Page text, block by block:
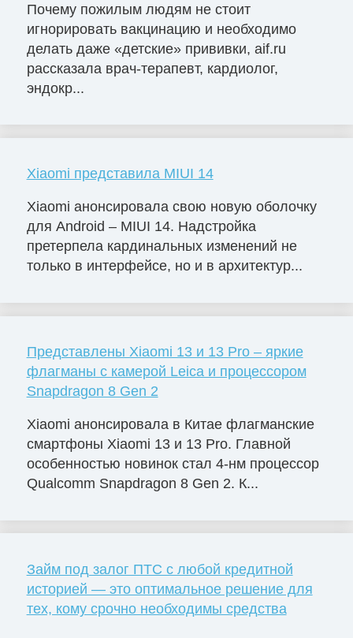
Почему пожилым людям не стоит
игнорировать вакцинацию и необходимо
делать даже «детские» прививки, aif.ru
рассказала врач-терапевт, кардиолог,
эндокр...
Xiaomi представила MIUI 14
Xiaomi анонсировала свою новую оболочку
для Android – MIUI 14. Надстройка
претерпела кардинальных изменений не
только в интерфейсе, но и в архитектур...
Представлены Xiaomi 13 и 13 Pro – яркие
флагманы с камерой Leica и процессором
Snapdragon 8 Gen 2
Xiaomi анонсировала в Китае флагманские
смартфоны Xiaomi 13 и 13 Pro. Главной
особенностью новинок стал 4-нм процессор
Qualcomm Snapdragon 8 Gen 2. К...
Займ под залог ПТС с любой кредитной
историей — это оптимальное решение для
тех, кому срочно необходимы средства